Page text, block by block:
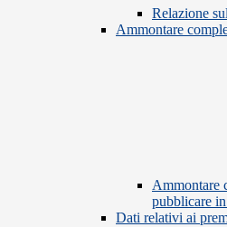
Relazione
Ammontare
Ammontare
pubblicare
Dati relativi ai